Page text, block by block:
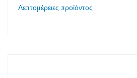
Λεπτομέρειες προϊόντος